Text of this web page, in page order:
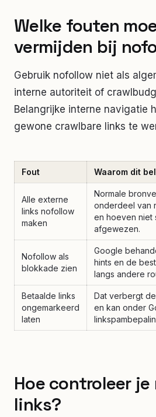
Welke fouten
vermijden bij
Gebruik nofollow niet als
interne autoriteit of
Belangrijke interne navigatie
gewone crawlbare links te
Fout Waarom dit
Alle externe
links nofollow
maken
Normale
onderdeel van
en hoeven niet
afgewezen.
Nofollow als
blokkade zien
Google
hints en de
langs andere
Betaalde links
ongemarkeerd
laten
Dat verbergt
en kan onder
Hoe controleer
links?